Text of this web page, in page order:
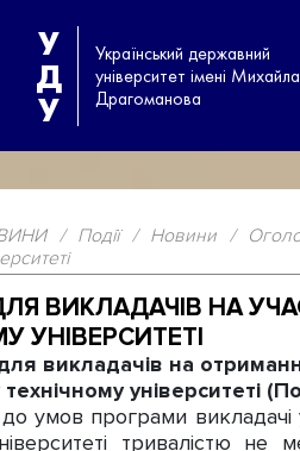
У
Д
У
Український державний
університет імені Михайла
Драгоманова
/ Події / Новини /
ВИКЛАДАЧІВ НА
УНІВЕРСИТЕТІ
викладачів на
університеті
умов програми викладачі
тривалістю